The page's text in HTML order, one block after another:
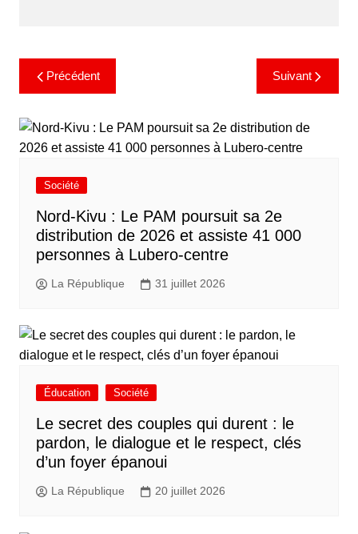
Précédent Suivant
Société
Nord-Kivu : Le PAM poursuit sa 2e
distribution de 2026 et assiste 41 000
personnes à Lubero-centre
La République 31 juillet 2026
Éducation Société
Le secret des couples qui durent : le
pardon, le dialogue et le respect, clés
d’un foyer épanoui
La République 20 juillet 2026